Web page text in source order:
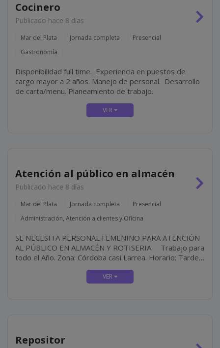
Cocinero
Publicado hace 8 días
Mar del Plata Jornada completa
Presencial
Gastronomía
Disponibilidad full time. Experiencia en puestos de
cargo mayor a 2 años. Manejo de personal. Desarrollo
de carta/menu. Planeamiento de trabajo.
Atención al público en almacén
Publicado hace 8 días
Mar del Plata Jornada completa
Presencial
Administración, Atención a clientes y Oficina
SE NECESITA PERSONAL FEMENINO PARA ATENCIÓN
AL PÚBLICO EN ALMACÉN Y ROTISERIA. Trabajo para
todo el Año. Zona: Córdoba casi Larrea. Horario: Tarde-
Noche Requisitos: Buena Presencia y...
Repositor